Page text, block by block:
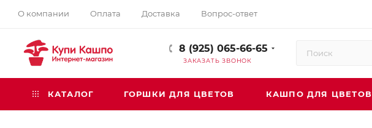
О компании Оплата Доставка Вопрос-ответ
8 (925) 065-66-65
ЗАКАЗАТЬ ЗВОНОК
КАТАЛОГ ГОРШКИ ДЛЯ ЦВЕТОВ КАШПО ДЛЯ ЦВЕТОВ